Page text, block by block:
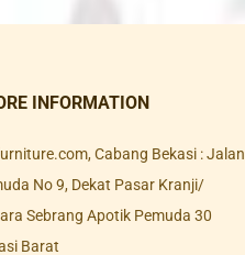
INFORMATION
Cabang Bekasi : Jalan
No 9, Dekat Pasar Kranji/
Sebrang Apotik Pemuda 30
Barat